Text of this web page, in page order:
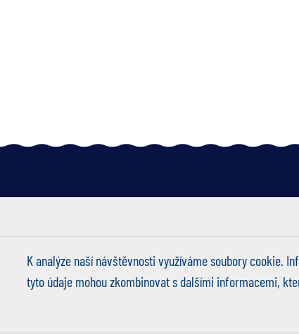
K analýze naší návštěvnosti využíváme soubory cookie.
tyto údaje mohou zkombinovat s dalšími informacemi,